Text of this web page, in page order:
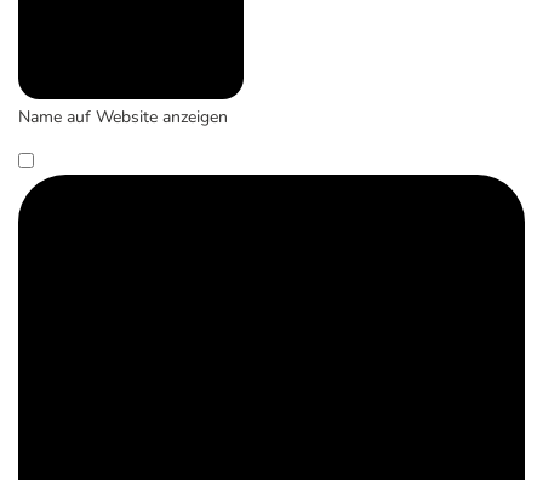
Name auf Website anzeigen